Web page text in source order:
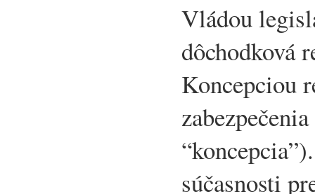
Vládou
dôchodková
Koncepciou
súčasnosti